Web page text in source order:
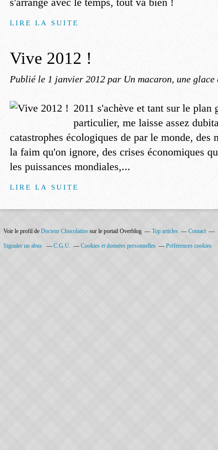
LIRE LA SUITE
Vive 2012 !
Publié le 1 janvier 2012 par Un macaron, une
2011 s'achève et tant sur le plan
particulier, me laisse assez
catastrophes écologiques de par le monde, des
la faim qu'on ignore, des crises économiques
les puissances mondiales,...
LIRE LA SUITE
Voir le profil de Docteur Chocolatine sur le portail Overblog Top articles Contact
Signaler un abus C.G.U. Cookies et données personnelles Préférences cookies